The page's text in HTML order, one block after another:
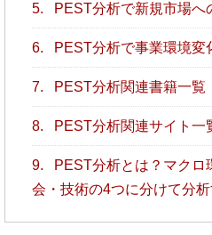
5. PEST分析で新規市場へ
6. PEST分析で事業環境変
7. PEST分析関連書籍一覧
8. PEST分析関連サイト一
9.
PEST分析とは？マクロ
会・技術の4つに分けて分